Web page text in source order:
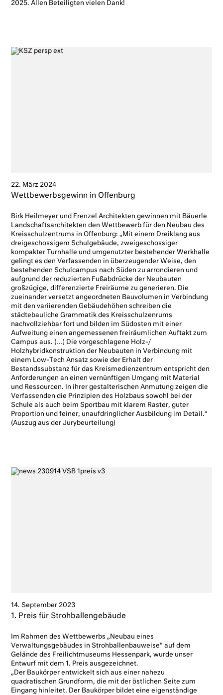
2025. Allen Beteiligten vielen Dank!
22. März 2024
Wettbewerbsgewinn in Offenburg
Birk Heilmeyer und Frenzel Architekten gewinnen mit Bäuerle
Landschaftsarchitekten den Wettbewerb für den Neubau des
Kreisschulzentrums in Offenburg: „Mit einem Dreiklang aus
dreigeschossigem Schulgebäude, zweigeschossiger
kompakter Turnhalle und umgenutzter bestehender Werkhalle
gelingt es den Verfassenden in überzeugender Weise, den
bestehenden Schulcampus nach Süden zu arrondieren und
aufgrund der reduzierten Fußabdrücke der Neubauten
großzügige, differenzierte Freiräume zu generieren. Die
zueinander versetzt angeordneten Bauvolumen in Verbindung
mit den variierenden Gebäudehöhen schreiben die
städtebauliche Grammatik des Kreisschulzenrums
nachvollziehbar fort und bilden im Südosten mit einer
Aufweitung einen angemessenen freiräumlichen Auftakt zum
Campus aus. (…) Die vorgeschlagene Holz-/
Holzhybridkonstruktion der Neubauten in Verbindung mit
einem Low-Tech Ansatz sowie der Erhalt der
Bestandssubstanz für das Kreismedienzentrum entspricht den
Anforderungen an einen vernünftigen Umgang mit Material
und Ressourcen. In ihrer gestalterischen Anmutung zeigen die
Verfassenden die Prinzipien des Holzbaus sowohl bei der
Schule als auch beim Sportbau mit klarem Raster, guter
Proportion und feiner, unaufdringlicher Ausbildung im Detail.“
(Auszug aus der Jurybeurteilung)
14. September 2023
1. Preis für Strohballengebäude
Im Rahmen des Wettbewerbs „Neubau eines
Verwaltungsgebäudes in Strohballenbauweise“ auf dem
Gelände des Freilichtmuseums Hessenpark, wurde unser
Entwurf mit dem 1. Preis ausgezeichnet.
„Der Baukörper entwickelt sich aus einer nahezu
quadratischen Grundform, die mit der östlichen Seite zum
Eingang hinleitet. Der Baukörper bildet eine eigenständige